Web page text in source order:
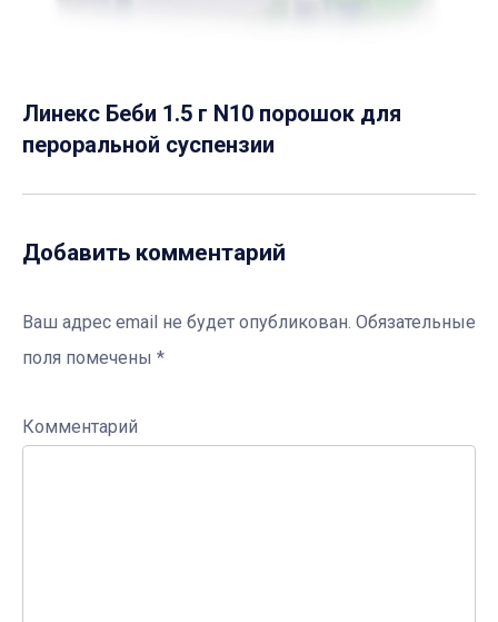
Линекс Беби 1.5 г N10 порошок для
пероральной суспензии
Добавить комментарий
Ваш адрес email не будет опубликован. Обязательные
поля помечены *
Комментарий